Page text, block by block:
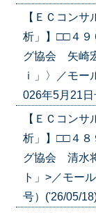
【ＥＣコン
析」】□□４
グ協会 矢崎
ｉ」〉／モー
026年5月21
【ＥＣコン
析」】□□４
グ協会 清水
ト」>／モー
号）('26/05/